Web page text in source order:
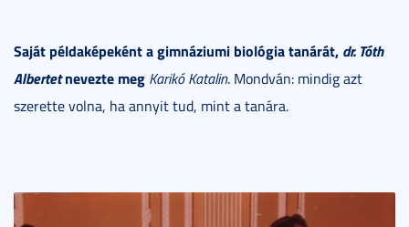
Saját példaképeként a gimnáziumi biológia tanárát, dr. Tóth
Albertetnevezte meg Karikó Katalin. Mondván: mindig azt
szerette volna, ha annyit tud, mint a tanára.